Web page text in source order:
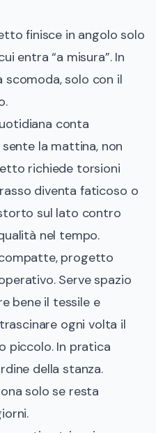
finisce in angolo solo
entra “a misura”. In
scomoda, solo con il
conta
la mattina, non
richiede torsioni
diventa faticoso o
sul lato contro
nel tempo.
progetto
Serve spazio
bene il tessile e
ogni volta il
piccolo. In pratica
della stanza.
solo se resta